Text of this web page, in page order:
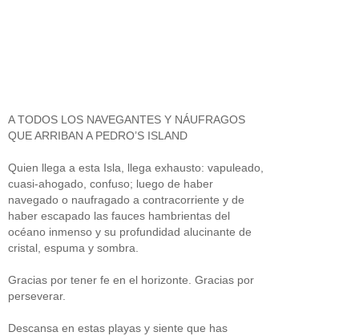
A TODOS LOS NAVEGANTES Y NÁUFRAGOS
QUE ARRIBAN A PEDRO’S ISLAND
Quien llega a esta Isla, llega exhausto: vapuleado,
cuasi-ahogado, confuso; luego de haber
navegado o naufragado a contracorriente y de
haber escapado las fauces hambrientas del
océano inmenso y su profundidad alucinante de
cristal, espuma y sombra.
Gracias por tener fe en el horizonte. Gracias por
perseverar.
Descansa en estas playas y siente que has